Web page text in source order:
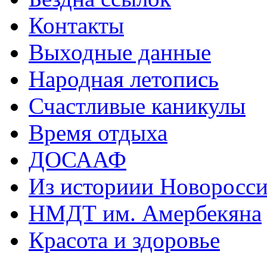
Контакты
Выходные данные
Народная летопись
Счастливые каникулы
Время отдыха
ДОСААФ
Из историии
НМДТ им. Амербекяна
Красота и здоровье